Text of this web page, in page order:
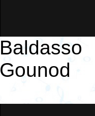
Gounod